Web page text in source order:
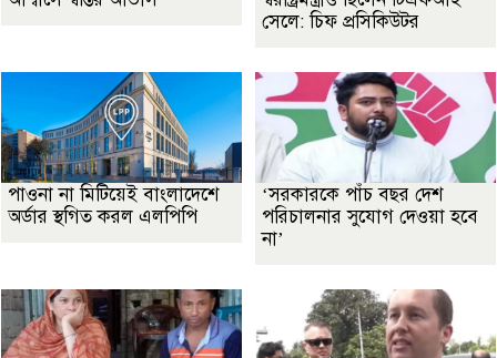
সেলে: চিফ প্রসিকিউটর
পাওনা না মিটিয়েই বাংলাদেশে
অর্ডার স্থগিত করল এলপিপি
‘সরকারকে পাঁচ বছর দেশ
পরিচালনার সুযোগ দেওয়া হবে
না’